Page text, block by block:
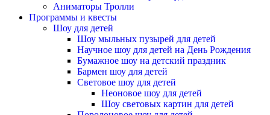
Аниматоры Тролли
Программы и квесты
Шоу для детей
Шоу мыльных пузырей для детей
Научное шоу для детей на День Рождения
Бумажное шоу на детский праздник
Бармен шоу для детей
Световое шоу для детей
Неоновое шоу для детей
Шоу световых картин для детей